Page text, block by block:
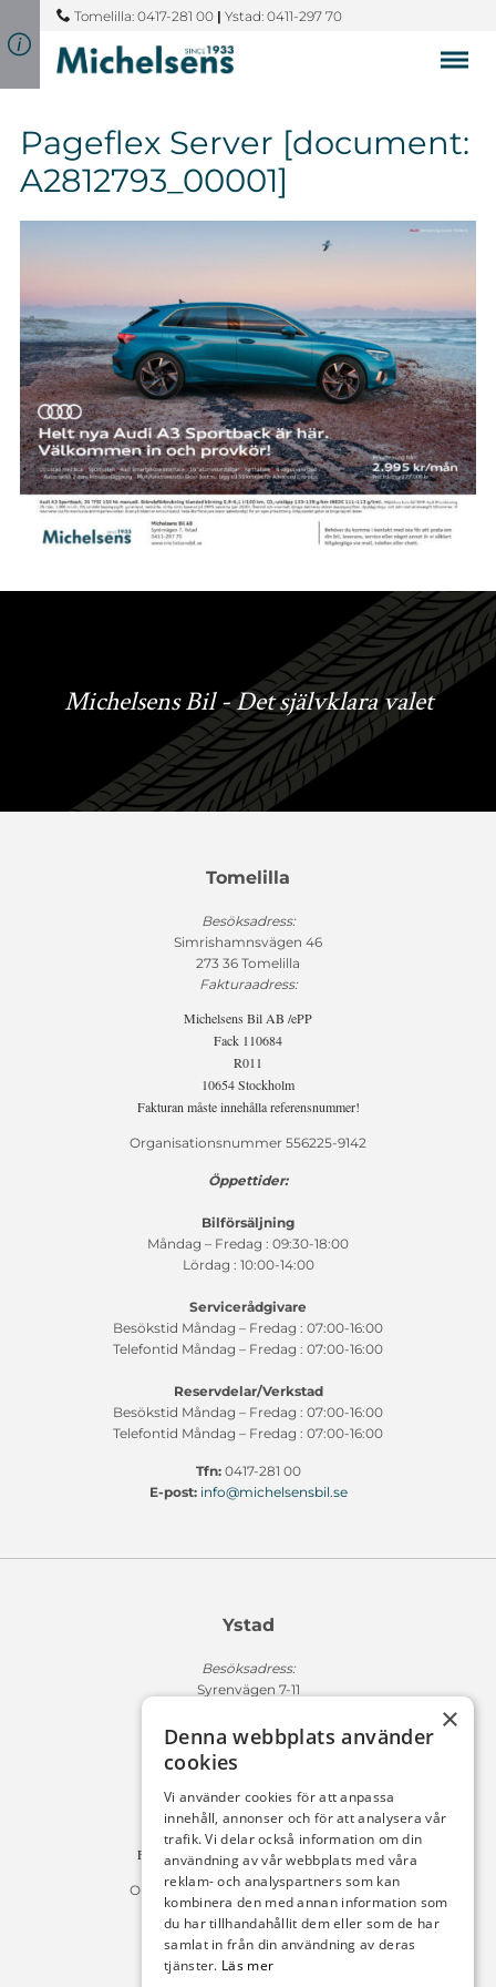
Tomelilla: 0417-281 00 | Ystad: 0411-297 70
Pageflex Server [document:
A2812793_00001]
Michelsens Bil - Det självklara valet
Tomelilla
Besöksadress:
Simrishamnsvägen 46
273 36 Tomelilla
Fakturaadress:
Michelsens Bil AB /ePP
Fack 110684
R011
10654 Stockholm
Fakturan måste innehålla referensnummer!
Organisationsnummer 556225-9142
Öppettider:
Bilförsäljning
Måndag – Fredag : 09:30-18:00
Lördag : 10:00-14:00
Servicerådgivare
Besökstid Måndag – Fredag : 07:00-16:00
Telefontid Måndag – Fredag : 07:00-16:00
Reservdelar/Verkstad
Besökstid Måndag – Fredag : 07:00-16:00
Telefontid Måndag – Fredag : 07:00-16:00
Tfn:0417-281 00
E-post: info@michelsensbil.se
Ystad
Besöksadress:
Syrenvägen 7-11
Fakturaadress:
Michelsens Bil AB /ePP
10654 Stockholm
Fakturan måste innehålla referensnummer!
Organisationsnummer 556225-9142
Öppettider:
Bilförsäljning
×
Denna webbplats använder
cookies
Vi använder cookies för att anpassa
innehåll, annonser och för att analysera vår
trafik. Vi delar också information om din
användning av vår webbplats med våra
reklam- och analyspartners som kan
kombinera den med annan information som
du har tillhandahållit dem eller som de har
samlat in från din användning av deras
tjänster. Läs mer